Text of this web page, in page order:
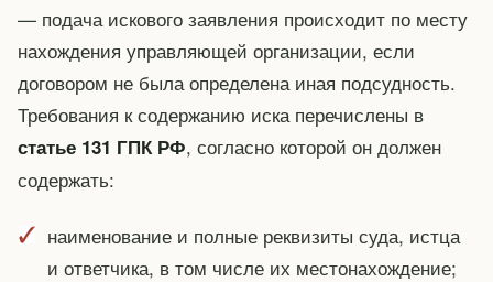
— подача искового заявления происходит по месту
нахождения управляющей организации, если
договором не была определена иная подсудность.
Требования к содержанию иска перечислены в
статье 131 ГПК РФ, согласно которой он должен
содержать:
наименование и полные реквизиты суда, истца
и ответчика, в том числе их местонахождение;